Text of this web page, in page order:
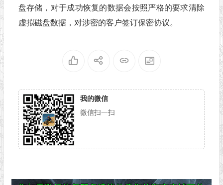
盘存储，对于成功恢复的数据会按照严格的要求清除
虚拟磁盘数据，对涉密的客户签订保密协议。
我的微信
微信扫一扫